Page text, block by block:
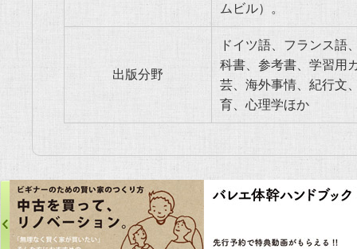
ムビル）。
出版分野
ドイツ語、フランス語
科書、参考書、学習用
芸、海外事情、紀行文
育、心理学ほか